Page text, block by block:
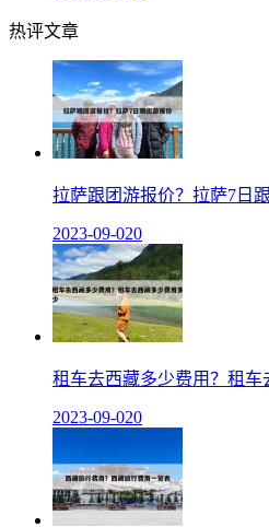
热评文章
拉萨跟团游报价？拉萨7日
2023-09-020
租车去西藏多少费用？租车
2023-09-020